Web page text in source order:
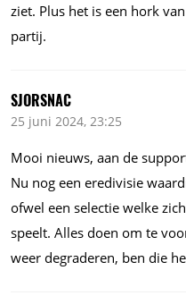
ziet. Plus het is een hork
partij.
SJORSNAC
25 juni 2024, 23:25
Mooi nieuws, aan de
Nu nog een eredivisie
ofwel een selectie welke
speelt. Alles doen om te
weer degraderen, ben die